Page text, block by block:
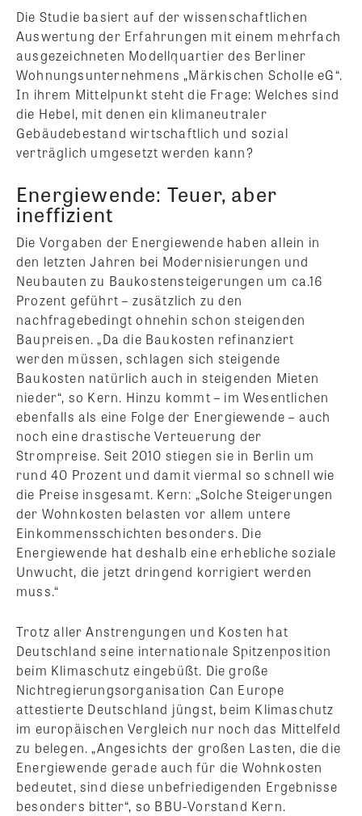
Die Studie basiert auf der wissenschaftlichen
Auswertung der Erfahrungen mit einem mehrfach
ausgezeichneten Modellquartier des Berliner
Wohnungsunternehmens „Märkischen Scholle eG“.
In ihrem Mittelpunkt steht die Frage: Welches sind
die Hebel, mit denen ein klimaneutraler
Gebäudebestand wirtschaftlich und sozial
verträglich umgesetzt werden kann?
Energiewende: Teuer, aber
ineffizient
Die Vorgaben der Energiewende haben allein in
den letzten Jahren bei Modernisierungen und
Neubauten zu Baukostensteigerungen um ca.16
Prozent geführt – zusätzlich zu den
nachfragebedingt ohnehin schon steigenden
Baupreisen. „Da die Baukosten refinanziert
werden müssen, schlagen sich steigende
Baukosten natürlich auch in steigenden Mieten
nieder“, so Kern. Hinzu kommt – im Wesentlichen
ebenfalls als eine Folge der Energiewende – auch
noch eine drastische Verteuerung der
Strompreise. Seit 2010 stiegen sie in Berlin um
rund 40 Prozent und damit viermal so schnell wie
die Preise insgesamt. Kern: „Solche Steigerungen
der Wohnkosten belasten vor allem untere
Einkommensschichten besonders. Die
Energiewende hat deshalb eine erhebliche soziale
Unwucht, die jetzt dringend korrigiert werden
muss.“
Trotz aller Anstrengungen und Kosten hat
Deutschland seine internationale Spitzenposition
beim Klimaschutz eingebüßt. Die große
Nichtregierungsorganisation Can Europe
attestierte Deutschland jüngst, beim Klimaschutz
im europäischen Vergleich nur noch das Mittelfeld
zu belegen. „Angesichts der großen Lasten, die die
Energiewende gerade auch für die Wohnkosten
bedeutet, sind diese unbefriedigenden Ergebnisse
besonders bitter“, so BBU-Vorstand Kern.